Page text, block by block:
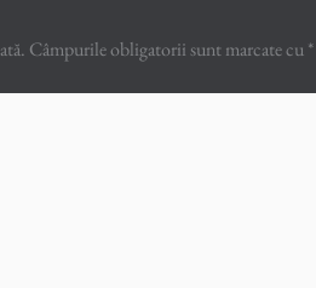
Câmpurile obligatorii sunt marcate cu*